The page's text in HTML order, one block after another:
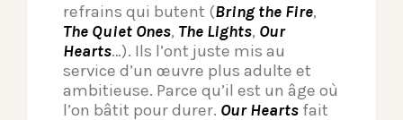
refrains qui butent (Bring the Fire,
The Quiet Ones, The Lights, Our
Hearts…). Ils l’ont juste mis au
service d’un œuvre plus adulte et
ambitieuse. Parce qu’il est un âge où
l’on bâtit pour durer. Our Hearts fait